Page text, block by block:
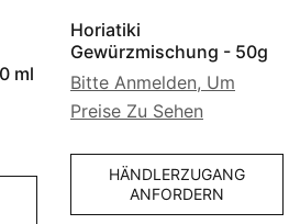
ml
Horiatiki
Gewürzmischung - 50g
Bitte Anmelden, Um
Preise Zu Sehen
HÄNDLERZUGANG
ANFORDERN